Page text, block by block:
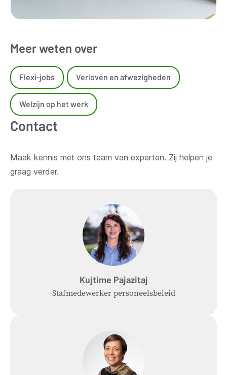
Meer weten over
Flexi-jobs Verloven en afwezigheden
Welzijn op het werk
Contact
Maak kennis met ons team van experten. Zij helpen je
graag verder.
Kujtime Pajazitaj
Stafmedewerker personeelsbeleid